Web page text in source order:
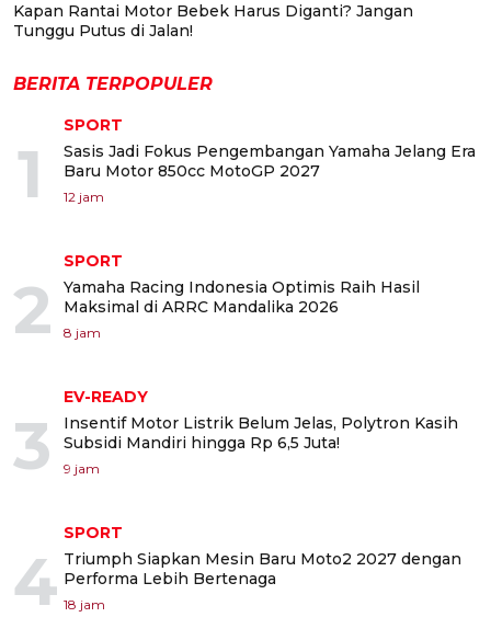
Kapan Rantai Motor Bebek Harus Diganti? Jangan
Tunggu Putus di Jalan!
BERITA TERPOPULER
1
SPORT
Sasis Jadi Fokus Pengembangan Yamaha Jelang Era
Baru Motor 850cc MotoGP 2027
12 jam
2
SPORT
Yamaha Racing Indonesia Optimis Raih Hasil
Maksimal di ARRC Mandalika 2026
8 jam
3
EV-READY
Insentif Motor Listrik Belum Jelas, Polytron Kasih
Subsidi Mandiri hingga Rp 6,5 Juta!
9 jam
4
SPORT
Triumph Siapkan Mesin Baru Moto2 2027 dengan
Performa Lebih Bertenaga
18 jam